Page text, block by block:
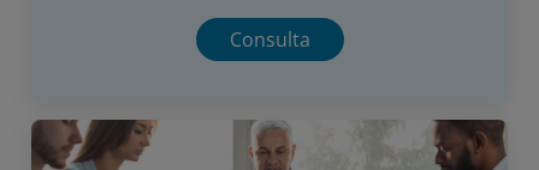
Consulta